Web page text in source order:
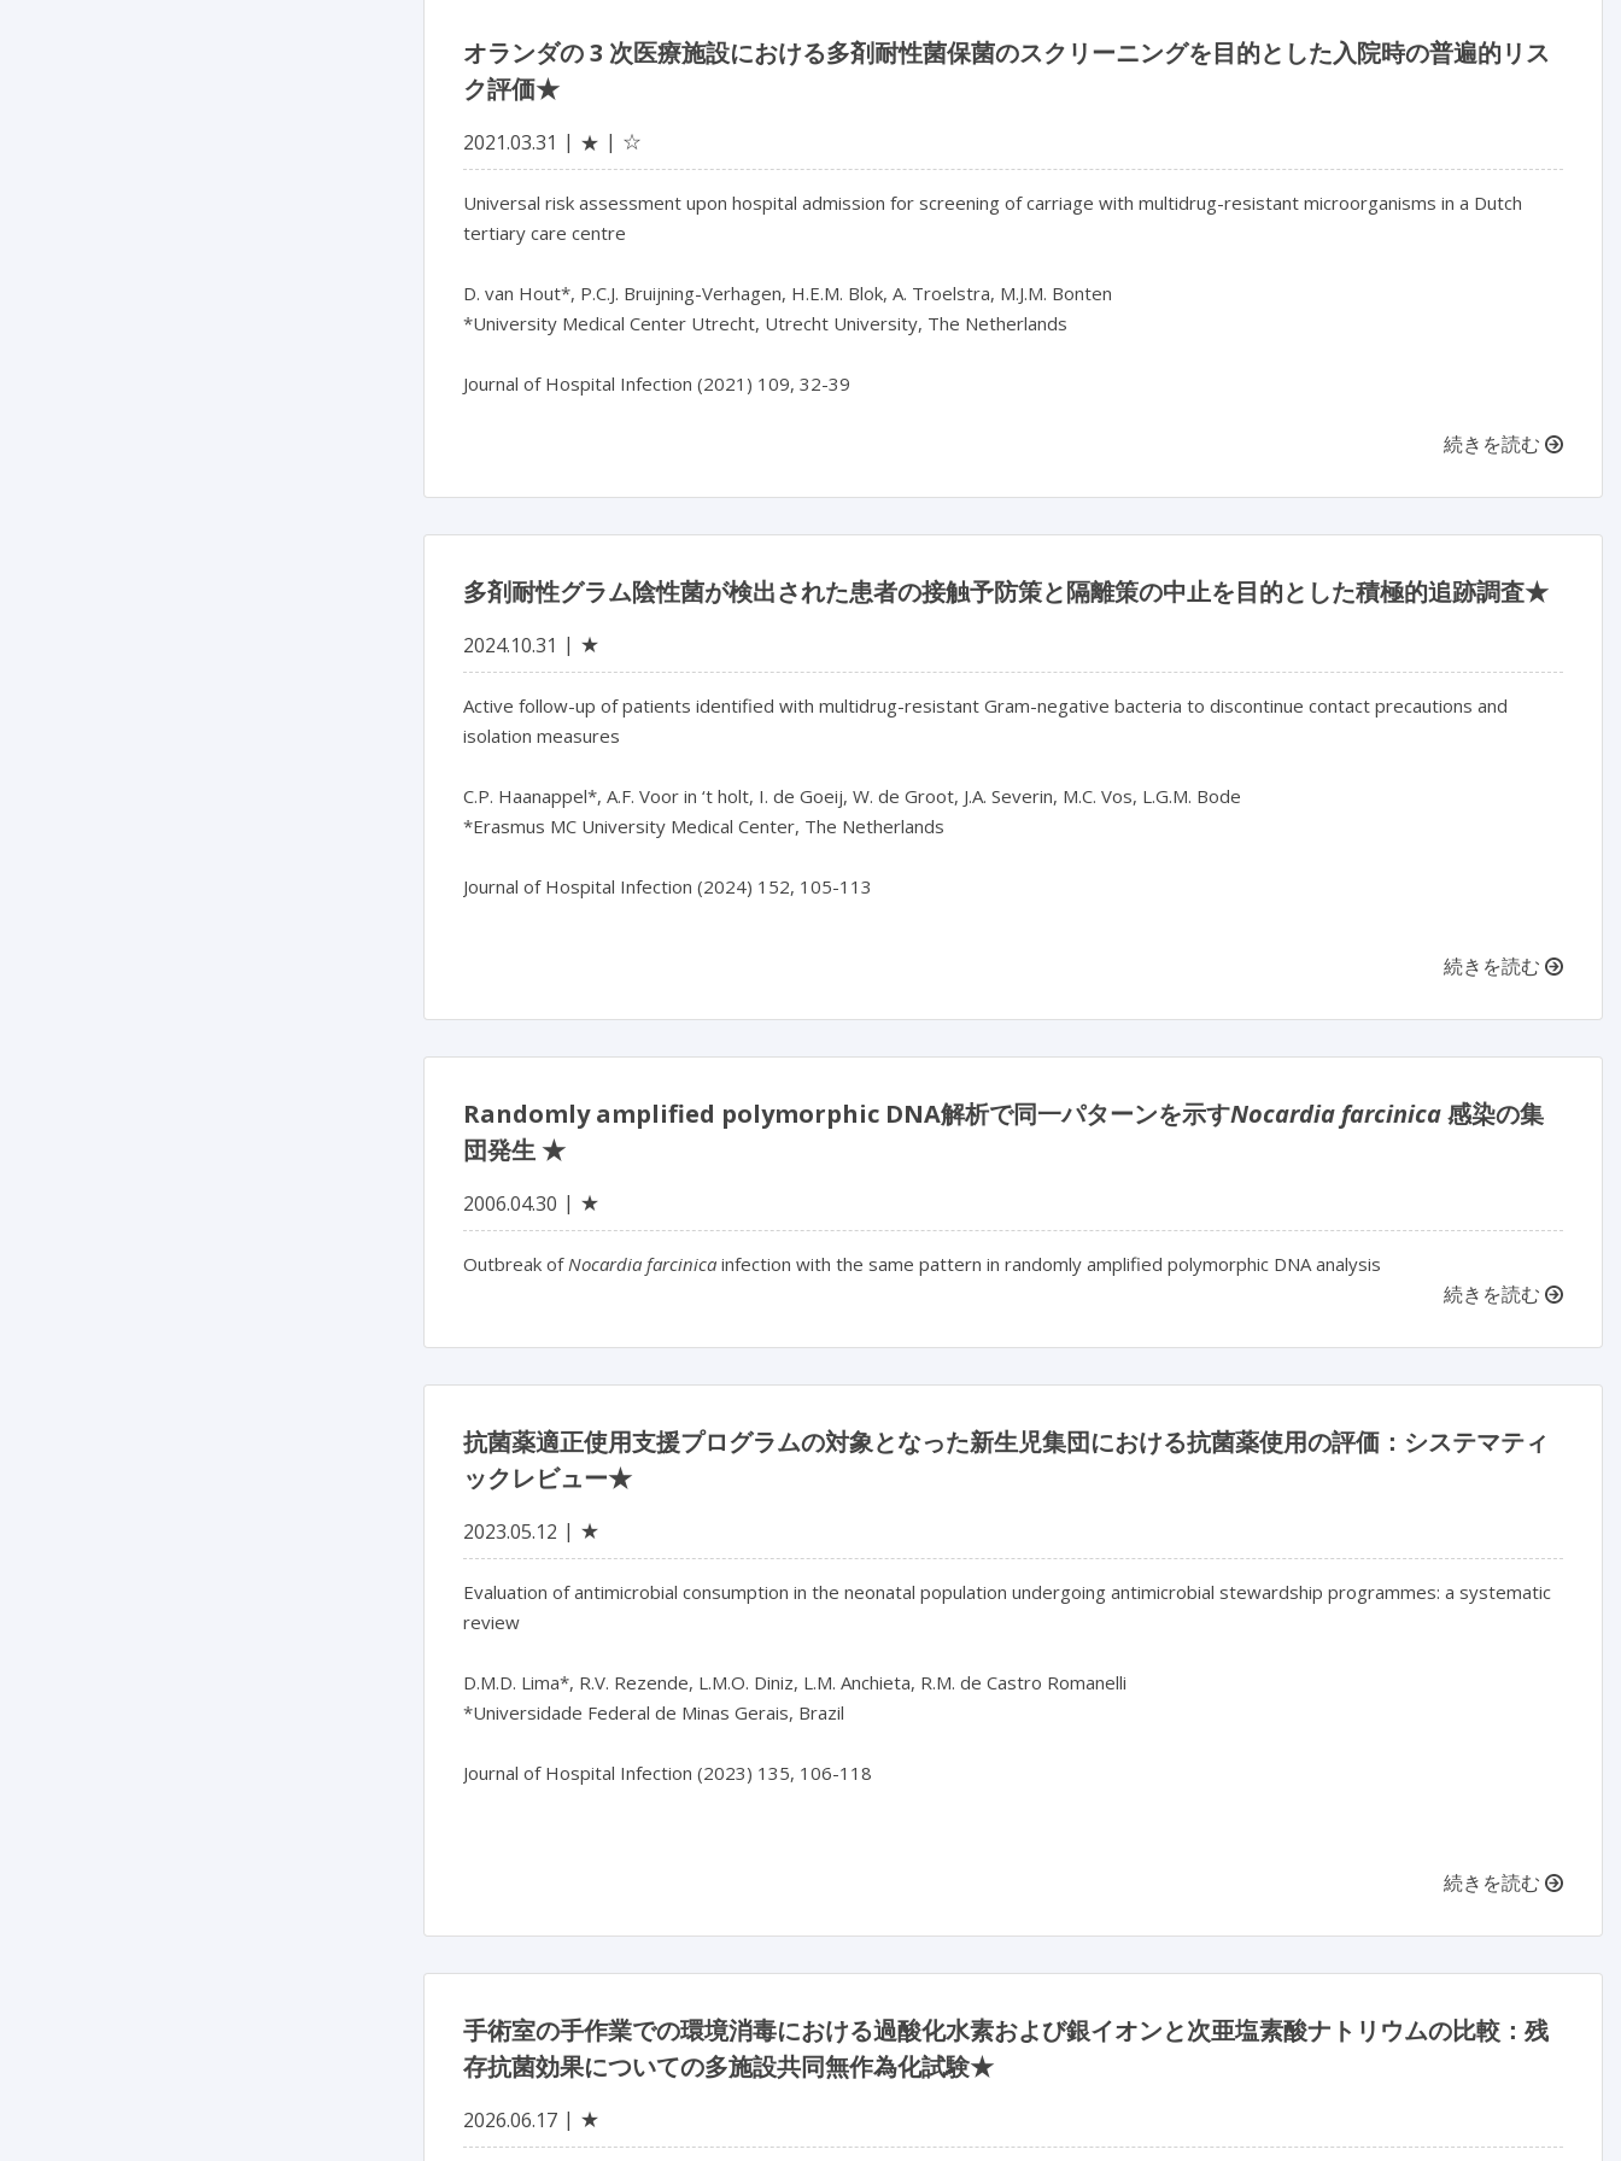
オランダの 3 次医療施設における多剤耐性菌保菌のスクリーニングを目的とした入院時の普遍的リス
ク評価★
2021.03.31 ★ ☆
Universal risk assessment upon hospital admission for screening of carriage with multidrug-resistant microorganisms in a Dutch
tertiary care centre
D. van Hout*, P.C.J. Bruijning-Verhagen, H.E.M. Blok, A. Troelstra, M.J.M. Bonten
*University Medical Center Utrecht, Utrecht University, The Netherlands
Journal of Hospital Infection (2021) 109, 32-39
続きを読む
多剤耐性グラム陰性菌が検出された患者の接触予防策と隔離策の中止を目的とした積極的追跡調査★
2024.10.31 ★
Active follow-up of patients identified with multidrug-resistant Gram-negative bacteria to discontinue contact precautions and
isolation measures
C.P. Haanappel*, A.F. Voor in ‘t holt, I. de Goeij, W. de Groot, J.A. Severin, M.C. Vos, L.G.M. Bode
*Erasmus MC University Medical Center, The Netherlands
Journal of Hospital Infection (2024) 152, 105-113
続きを読む
Randomly amplified polymorphic DNA解析で同一パターンを示すNocardia farcinica感染の集
団発生 ★
2006.04.30 ★
Outbreak ofNocardia farcinica infection with the same pattern in randomly amplified polymorphic DNA analysis
続きを読む
抗菌薬適正使用支援プログラムの対象となった新生児集団における抗菌薬使用の評価：システマティ
ックレビュー★
2023.05.12 ★
Evaluation of antimicrobial consumption in the neonatal population undergoing antimicrobial stewardship programmes: a systematic
review
D.M.D. Lima*, R.V. Rezende, L.M.O. Diniz, L.M. Anchieta, R.M. de Castro Romanelli
*Universidade Federal de Minas Gerais, Brazil
Journal of Hospital Infection (2023) 135, 106-118
続きを読む
手術室の手作業での環境消毒における過酸化水素および銀イオンと次亜塩素酸ナトリウムの比較：残
存抗菌効果についての多施設共同無作為化試験★
2026.06.17 ★